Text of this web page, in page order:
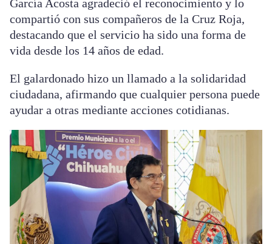
García Acosta agradeció el reconocimiento y lo
compartió con sus compañeros de la Cruz Roja,
destacando que el servicio ha sido una forma de
vida desde los 14 años de edad.
El galardonado hizo un llamado a la solidaridad
ciudadana, afirmando que cualquier persona puede
ayudar a otras mediante acciones cotidianas.